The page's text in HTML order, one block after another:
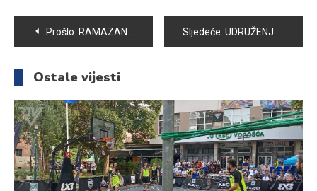
Navigacija
članaka
Prošlo: RAMAZAN U VOGOŠĆANSKOM NASELJU ORAHOV BRIJEG Sljedeće: UDRUŽENJE DOBITNIKA NAJVEĆIH RATNIH PRIZNANJA OPĆINE VOGOŠĆA OBILJEŽAVA SVOJ DAN
Ostale vijesti